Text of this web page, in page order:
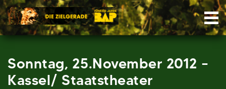
Skip
to
content
Sonntag, 25.November 2012 –
Kassel/ Staatstheater